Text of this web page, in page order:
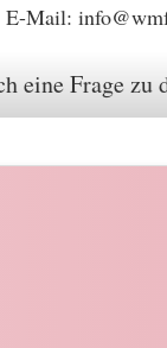
Mail:
eine Frage